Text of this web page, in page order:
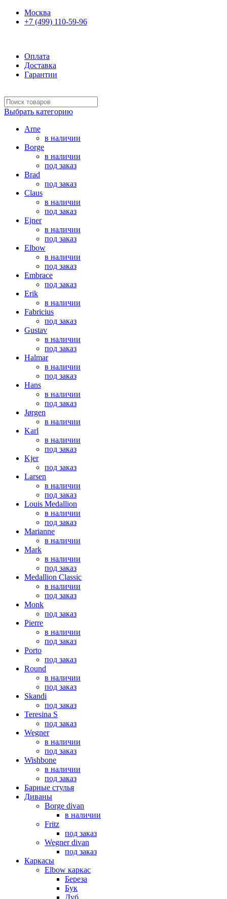
Москва
+7 (499) 110-59-96
Оплата
Доставка
Гарантии
Выбрать категорию
Arne
в наличии
Borge
в наличии
под заказ
Brad
под заказ
Claus
в наличии
под заказ
Ejner
в наличии
под заказ
Elbow
в наличии
под заказ
Embrace
под заказ
Erik
в наличии
Fabricius
под заказ
Gustav
в наличии
под заказ
Halmar
в наличии
под заказ
Hans
в наличии
под заказ
Jørgen
в наличии
Karl
в наличии
под заказ
Kjer
под заказ
Larsen
в наличии
под заказ
Louis Medallion
в наличии
под заказ
Marianne
в наличии
Mark
в наличии
под заказ
Medallion Classic
в наличии
под заказ
Monk
под заказ
Pierre
в наличии
под заказ
Porto
под заказ
Round
в наличии
под заказ
Skandi
под заказ
Teresina S
под заказ
Wegner
в наличии
под заказ
Wishbone
в наличии
под заказ
Барные стулья
Диваны
Borge divan
в наличии
Fritz
под заказ
Wegner divan
под заказ
Каркасы
Elbow каркас
Береза
Бук
Дуб